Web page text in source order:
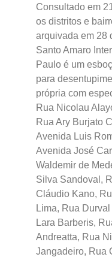
Consultado em
os distritos e
arquivada em 28
Santo Amaro
Paulo é um
para
própria com
Rua Nicolau
Rua Ary Burjato
Avenida Luis
Avenida José
Waldemir de
Silva Sandoval,
Cláudio Kano,
Lima, Rua
Lara Barberis,
Andreatta, Rua
Jangadeiro, Rua